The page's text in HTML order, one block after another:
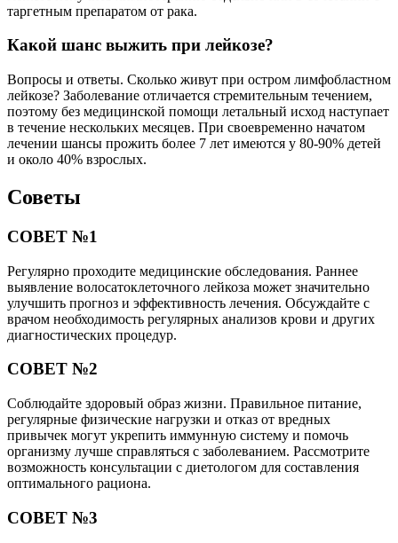
таргетным препаратом от рака.
Какой шанс выжить при лейкозе?
Вопросы и ответы. Сколько живут при остром лимфобластном
лейкозе? Заболевание отличается стремительным течением,
поэтому без медицинской помощи летальный исход наступает
в течение нескольких месяцев. При своевременно начатом
лечении шансы прожить более 7 лет имеются у 80-90% детей
и около 40% взрослых.
Советы
СОВЕТ №1
Регулярно проходите медицинские обследования. Раннее
выявление волосатоклеточного лейкоза может значительно
улучшить прогноз и эффективность лечения. Обсуждайте с
врачом необходимость регулярных анализов крови и других
диагностических процедур.
СОВЕТ №2
Соблюдайте здоровый образ жизни. Правильное питание,
регулярные физические нагрузки и отказ от вредных
привычек могут укрепить иммунную систему и помочь
организму лучше справляться с заболеванием. Рассмотрите
возможность консультации с диетологом для составления
оптимального рациона.
СОВЕТ №3